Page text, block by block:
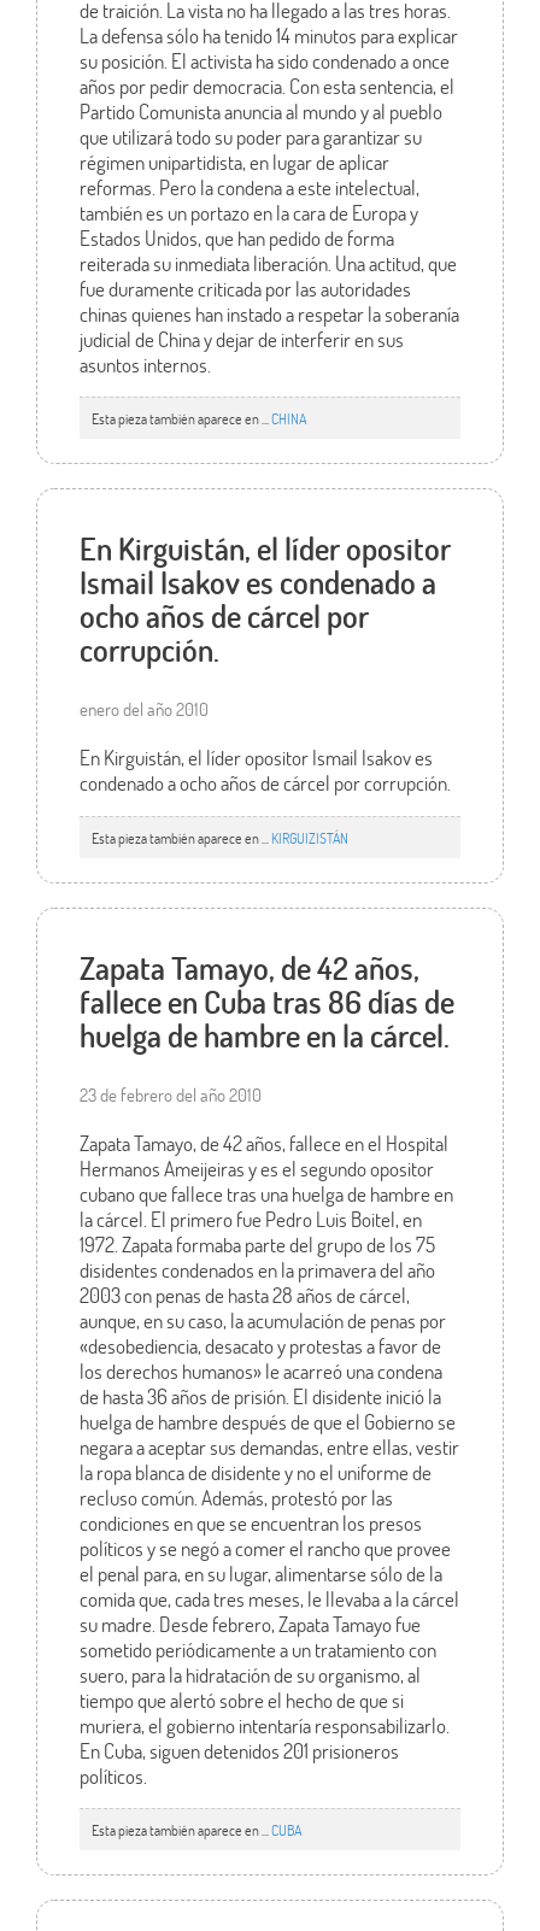
de traición. La vista no ha llegado a las tres horas.
La defensa sólo ha tenido 14 minutos para explicar
su posición. El activista ha sido condenado a once
años por pedir democracia. Con esta sentencia, el
Partido Comunista anuncia al mundo y al pueblo
que utilizará todo su poder para garantizar su
régimen unipartidista, en lugar de aplicar
reformas. Pero la condena a este intelectual,
también es un portazo en la cara de Europa y
Estados Unidos, que han pedido de forma
reiterada su inmediata liberación. Una actitud, que
fue duramente criticada por las autoridades
chinas quienes han instado a respetar la soberanía
judicial de China y dejar de interferir en sus
asuntos internos.
Esta pieza también aparece en ... CHINA
En Kirguistán, el líder opositor
Ismail Isakov es condenado a
ocho años de cárcel por
corrupción.
enero del año 2010
En Kirguistán, el líder opositor Ismail Isakov es
condenado a ocho años de cárcel por corrupción.
Esta pieza también aparece en ... KIRGUIZISTÁN
Zapata Tamayo, de 42 años,
fallece en Cuba tras 86 días de
huelga de hambre en la cárcel.
23 de febrero del año 2010
Zapata Tamayo, de 42 años, fallece en el Hospital
Hermanos Ameijeiras y es el segundo opositor
cubano que fallece tras una huelga de hambre en
la cárcel. El primero fue Pedro Luis Boitel, en
1972. Zapata formaba parte del grupo de los 75
disidentes condenados en la primavera del año
2003 con penas de hasta 28 años de cárcel,
aunque, en su caso, la acumulación de penas por
«desobediencia, desacato y protestas a favor de
los derechos humanos» le acarreó una condena
de hasta 36 años de prisión. El disidente inició la
huelga de hambre después de que el Gobierno se
negara a aceptar sus demandas, entre ellas, vestir
la ropa blanca de disidente y no el uniforme de
recluso común. Además, protestó por las
condiciones en que se encuentran los presos
políticos y se negó a comer el rancho que provee
el penal para, en su lugar, alimentarse sólo de la
comida que, cada tres meses, le llevaba a la cárcel
su madre. Desde febrero, Zapata Tamayo fue
sometido periódicamente a un tratamiento con
suero, para la hidratación de su organismo, al
tiempo que alertó sobre el hecho de que si
muriera, el gobierno intentaría responsabilizarlo.
En Cuba, siguen detenidos 201 prisioneros
políticos.
Esta pieza también aparece en ... CUBA